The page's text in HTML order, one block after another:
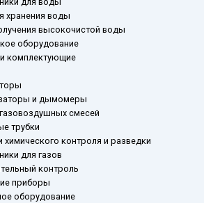
хранения воды
высокочистой воды
оборудование
комплектующие
и дымомеры
смесей
трубки
химического контроля и разведки
для газов
контроль
приборы
оборудование